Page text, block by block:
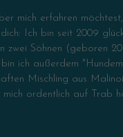
mich erfahren
Ich bin seit 2009
zwei Söhnen (geboren
ich außerdem
Mischling aus
mich ordentlich auf Trab